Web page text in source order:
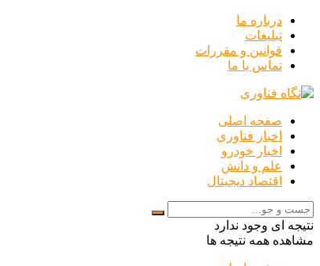
درباره ما
تبلیغات
قوانین و مقررات
تماس با ما
صفحه اصلی
اخبار فناوری
اخبار خودرو
علم و دانش
اقتصاد دیجیتال
نتیجه ای وجود ندارد
مشاهده همه نتیجه ها